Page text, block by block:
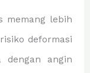
memang lebih
deformasi
dengan angin